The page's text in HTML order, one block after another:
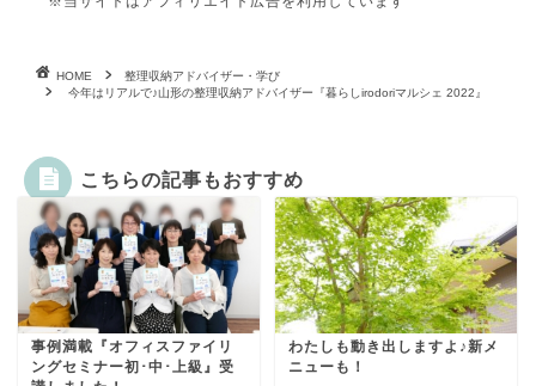
HOME
整理収納アドバイザー・学び
今年はリアルで♪山形の整理収納アドバイザー『暮らしirodoriマルシェ 2022』
こちらの記事もおすすめ
事例満載『オフィスファイリ
ングセミナー初･中･上級』受
わたしも動き出しますよ♪新メ
ニューも！